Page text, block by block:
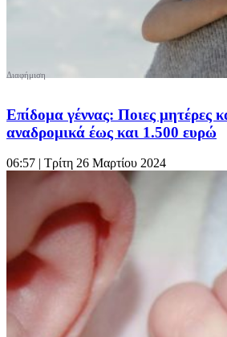
Επίδομα γέννας: Ποιες μητέρες
αναδρομικά έως και 1.500 ευρώ
06:57 | Τρίτη 26 Μαρτίου 2024